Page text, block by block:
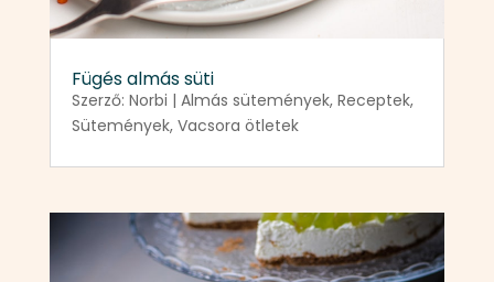
Fügés almás süti
Szerző: Norbi | Almás sütemények, Receptek,
Sütemények, Vacsora ötletek